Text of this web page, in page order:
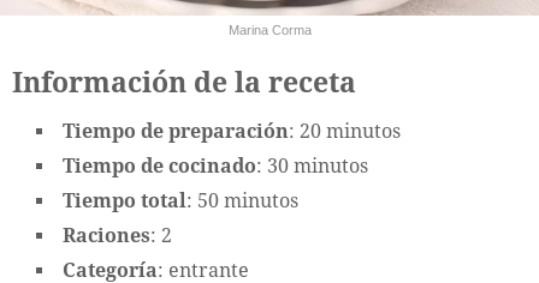
Marina Corma
Información de la receta
Tiempo de preparación: 20 minutos
Tiempo de cocinado: 30 minutos
Tiempo total: 50 minutos
Raciones: 2
Categoría: entrante